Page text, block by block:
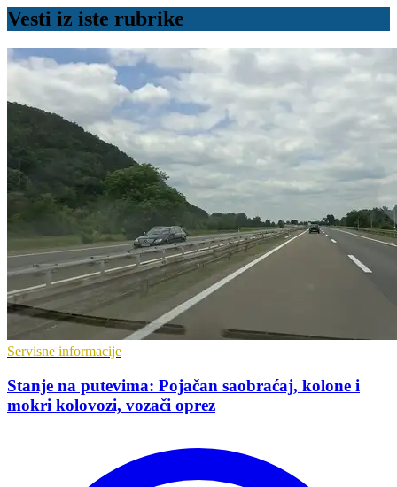
Vesti iz iste rubrike
Servisne informacije
Stanje na putevima: Pojačan saobraćaj, kolone i
mokri kolovozi, vozači oprez